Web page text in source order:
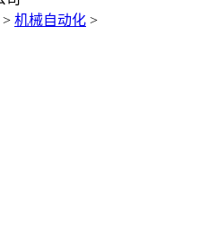
> 机械自动化 >